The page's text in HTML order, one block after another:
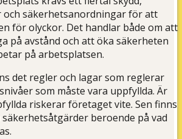
och säkerhetsanordningar för att
för olyckor. Det handlar både om att
på avstånd och att öka säkerheten
på arbetsplatsen.
det regler och lagar som reglerar
som måste vara uppfyllda. Är
riskerar företaget vite. Sen finns
säkerhetsåtgärder beroende på vad